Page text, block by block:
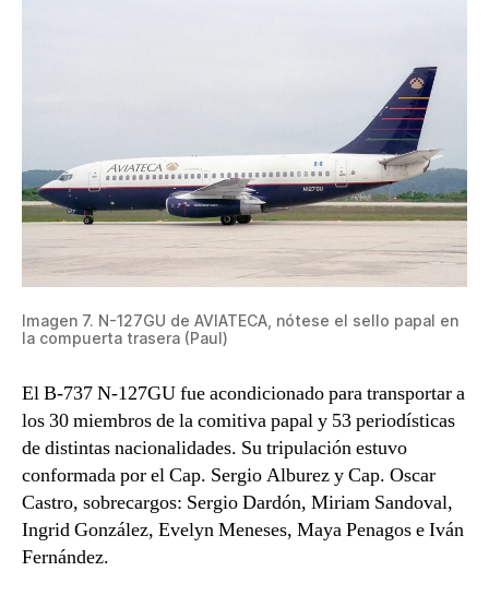
Imagen 7. N-127GU de AVIATECA, nótese el sello papal en
la compuerta trasera (Paul)
El B-737 N-127GU fue acondicionado para transportar a
los 30 miembros de la comitiva papal y 53 periodísticas
de distintas nacionalidades. Su tripulación estuvo
conformada por el Cap. Sergio Alburez y Cap. Oscar
Castro, sobrecargos: Sergio Dardón, Miriam Sandoval,
Ingrid González, Evelyn Meneses, Maya Penagos e Iván
Fernández.